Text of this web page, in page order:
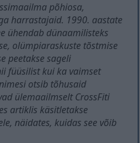
põhiosa,
harrastajaid. 1990. aastate
ühendab dünaamilisteks
olümpiaraskuste tõstmise
peetakse sageli
füüsilist kui ka vaimset
otsib tõhusaid
ülemaailmselt CrossFiti
artiklis käsitletakse
näidates, kuidas see võib